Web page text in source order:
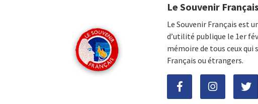
Le Souvenir Français
Le Souvenir Français est
d’utilité publique le 1er
mémoire de tous ceux
Français ou étrangers.